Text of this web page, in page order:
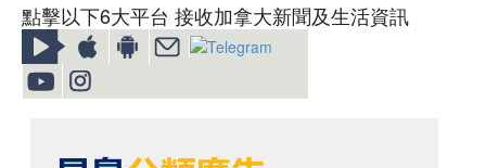
點擊以下6大平台 接收加拿大新聞及生活資訊